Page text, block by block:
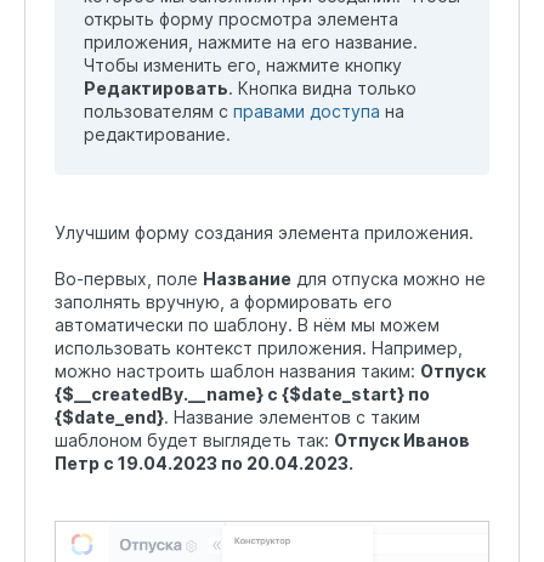
открыть форму просмотра элемента
приложения, нажмите на его название.
Чтобы изменить его, нажмите кнопку
Редактировать. Кнопка видна только
пользователям с правами доступа на
редактирование.
Улучшим форму создания элемента приложения.
Во-первых, поле Название для отпуска можно не
заполнять вручную, а формировать его
автоматически по шаблону. В нём мы можем
использовать контекст приложения. Например,
можно настроить шаблон названия таким: Отпуск
{$__createdBy.__name} с {$date_start} по
{$date_end}. Название элементов с таким
шаблоном будет выглядеть так: Отпуск Иванов
Петр с 19.04.2023 по 20.04.2023.